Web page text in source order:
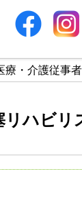
療・介護従事
リハビ